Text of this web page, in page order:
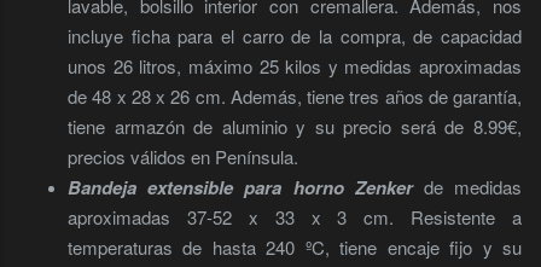
incluye ficha para el carro de la compra, de capacidad
unos 26 litros, máximo 25 kilos y medidas aproximadas
de 48 x 28 x 26 cm. Además, tiene tres años de garantía,
tiene armazón de aluminio y su precio será de 8.99€,
precios válidos en Península.
Bandeja extensible para horno Zenkerde medidas
aproximadas 37-52 x 33 x 3 cm. Resistente a
temperaturas de hasta 240 ºC, tiene encaje fijo y su